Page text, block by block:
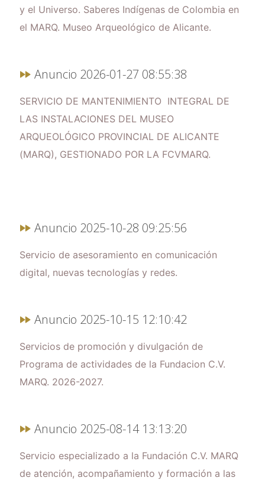
y el Universo. Saberes Indígenas de Colombia en
el MARQ. Museo Arqueológico de Alicante.
Anuncio 2026-01-27 08:55:38
SERVICIO DE MANTENIMIENTO INTEGRAL DE
LAS INSTALACIONES DEL MUSEO
ARQUEOLÓGICO PROVINCIAL DE ALICANTE
(MARQ), GESTIONADO POR LA FCVMARQ.
Anuncio 2025-10-28 09:25:56
Servicio de asesoramiento en comunicación
digital, nuevas tecnologías y redes.
Anuncio 2025-10-15 12:10:42
Servicios de promoción y divulgación de
Programa de actividades de la Fundacion C.V.
MARQ. 2026-2027.
Anuncio 2025-08-14 13:13:20
Servicio especializado a la Fundación C.V. MARQ
de atención, acompañamiento y formación a las